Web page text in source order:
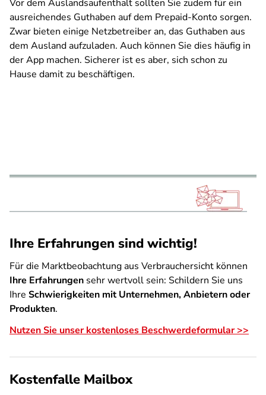
Vor dem Auslandsaufenthalt sollten Sie zudem für ein
ausreichendes Guthaben auf dem Prepaid-Konto sorgen.
Zwar bieten einige Netzbetreiber an, das Guthaben aus
dem Ausland aufzuladen. Auch können Sie dies häufig in
der App machen. Sicherer ist es aber, sich schon zu
Hause damit zu beschäftigen.
Ihre Erfahrungen sind wichtig!
Für die Marktbeobachtung aus Verbrauchersicht können
Ihre Erfahrungen sehr wertvoll sein: Schildern Sie uns
Ihre Schwierigkeiten mit Unternehmen, Anbietern oder
Produkten.
Nutzen Sie unser kostenloses Beschwerdeformular >>
Kostenfalle Mailbox